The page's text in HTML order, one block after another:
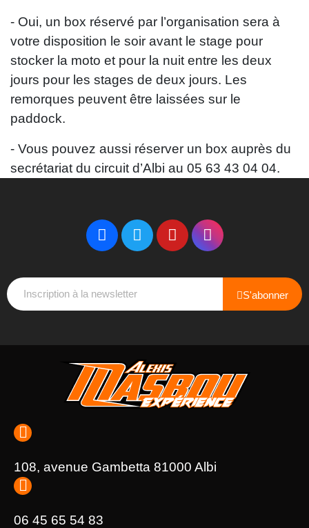
- Oui, un box réservé par l’organisation sera à
votre disposition le soir avant le stage pour
stocker la moto et pour la nuit entre les deux
jours pour les stages de deux jours. Les
remorques peuvent être laissées sur le
paddock.
- Vous pouvez aussi réserver un box auprès du
secrétariat du circuit d’Albi au 05 63 43 04 04.
S'abonner
108, avenue Gambetta 81000 Albi
06 45 65 54 83